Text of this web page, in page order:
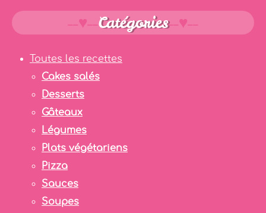
Catégories
Toutes les recettes
Cakes salés
Desserts
Gâteaux
Légumes
Plats végétariens
Pizza
Sauces
Soupes